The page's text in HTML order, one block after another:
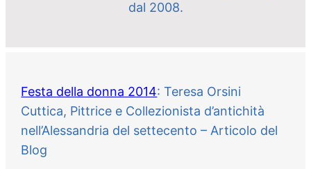
dal 2008.
Festa della donna 2014: Teresa Orsini
Cuttica, Pittrice e Collezionista d’antichità
nell’Alessandria del settecento – Articolo del
Blog